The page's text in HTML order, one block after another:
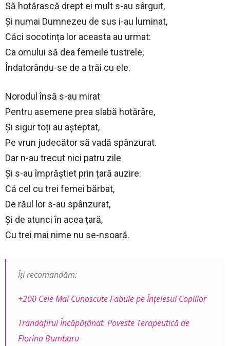
Să hotărască drept ei mult s-au sârguit,
Și numai Dumnezeu de sus i-au luminat,
Căci socotința lor aceasta au urmat:
Ca omului să dea femeile tustrele,
Îndatorându-se de a trăi cu ele.
Norodul însă s-au mirat
Pentru asemene prea slabă hotărâre,
Și sigur toți au așteptat,
Pe vrun judecător să vadă spânzurat.
Dar n-au trecut nici patru zile
Și s-au împrăștiet prin țară auzire:
Că cel cu trei femei bărbat,
De răul lor s-au spânzurat,
Și de atunci în acea țară,
Cu trei mai nime nu se-nsoară.
Îți recomandăm:
+200 Cele Mai Cunoscute Fabule pe Înţelesul Copiilor
Trandafirul Încăpățânat. Poveste Terapeutică de
Florina Bumbaru